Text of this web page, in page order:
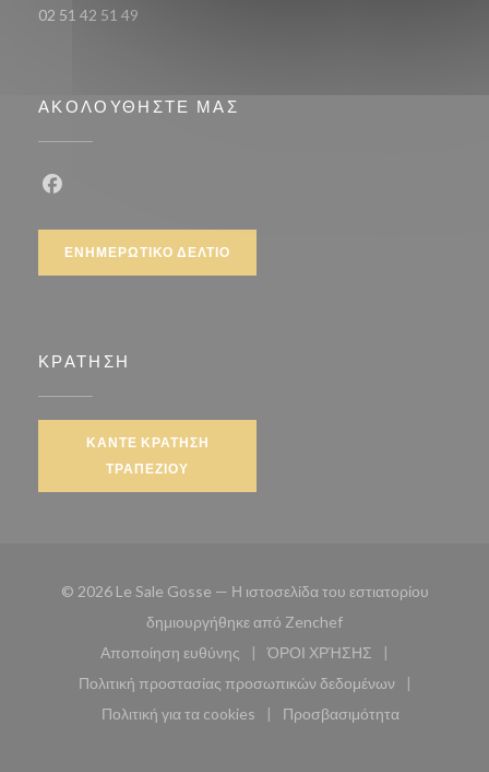
02 51 42 51 49
ΑΚΟΛΟΥΘΉΣΤΕ ΜΑΣ
ΕΝΗΜΕΡΩΤΙΚΌ ΔΕΛΤΊΟ
ΚΡΆΤΗΣΗ
ΚΆΝΤΕ ΚΡΆΤΗΣΗ
ΤΡΑΠΕΖΙΟΎ
© 2026 Le Sale Gosse — Η ιστοσελίδα του εστιατορίου
δημιουργήθηκε από Zenchef((ανοίγει σε νέο
Αποποίηση ευθύνης
((ανοίγει σε νέο παράθυρο))
ΌΡΟΙ ΧΡΉΣΗΣ
((ανοίγει σε νέο
Πολιτική προστασίας προσωπικών δεδομένων
((ανοίγει σε νέο παράθυρο))
Πολιτική για τα cookies
((ανοίγει σε νέο παράθυρο))
Προσβασιμότητα
((ανοίγει σε νέο